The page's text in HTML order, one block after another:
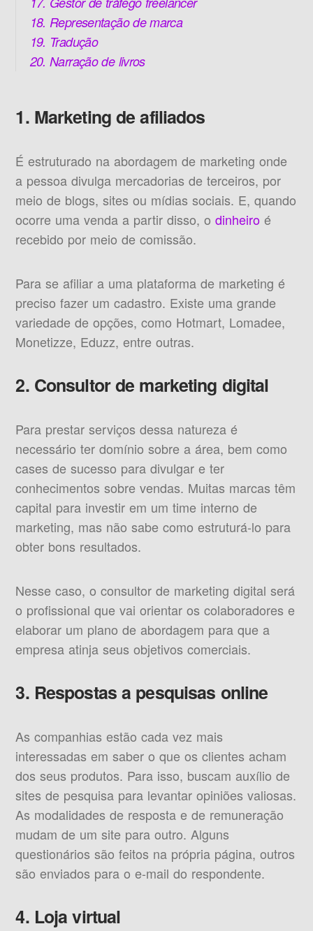
18. Representação de marca
19. Tradução
20. Narração de livros
1. Marketing de afiliados
É estruturado na abordagem de marketing onde
a pessoa divulga mercadorias de terceiros, por
meio de blogs, sites ou mídias sociais. E, quando
ocorre uma venda a partir disso, odinheiro é
recebido por meio de comissão.
Para se afiliar a uma plataforma de marketing é
preciso fazer um cadastro. Existe uma grande
variedade de opções, como Hotmart, Lomadee,
Monetizze, Eduzz, entre outras.
2. Consultor de marketing digital
Para prestar serviços dessa natureza é
necessário ter domínio sobre a área, bem como
cases de sucesso para divulgar e ter
conhecimentos sobre vendas. Muitas marcas têm
capital para investir em um time interno de
marketing, mas não sabe como estruturá-lo para
obter bons resultados.
Nesse caso, o consultor de marketing digital será
o profissional que vai orientar os colaboradores e
elaborar um plano de abordagem para que a
empresa atinja seus objetivos comerciais.
3. Respostas a pesquisas online
As companhias estão cada vez mais
interessadas em saber o que os clientes acham
dos seus produtos. Para isso, buscam auxílio de
sites de pesquisa para levantar opiniões valiosas.
As modalidades de resposta e de remuneração
mudam de um site para outro. Alguns
questionários são feitos na própria página, outros
são enviados para o e-mail do respondente.
4. Loja virtual